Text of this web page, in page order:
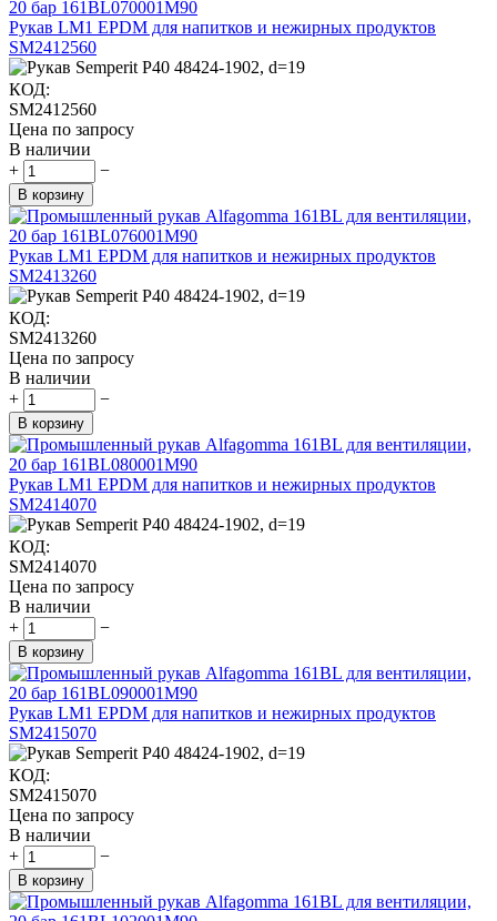
Рукав LM1 EPDM для напитков и нежирных продуктов
SM2412560
КОД:
SM2412560
Цена по запросу
В наличии
+
−
В корзину
Рукав LM1 EPDM для напитков и нежирных продуктов
SM2413260
КОД:
SM2413260
Цена по запросу
В наличии
+
−
В корзину
Рукав LM1 EPDM для напитков и нежирных продуктов
SM2414070
КОД:
SM2414070
Цена по запросу
В наличии
+
−
В корзину
Рукав LM1 EPDM для напитков и нежирных продуктов
SM2415070
КОД:
SM2415070
Цена по запросу
В наличии
+
−
В корзину